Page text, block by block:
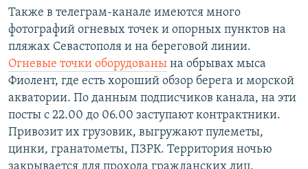
Также в телеграм-канале имеются много
фотографий огневых точек и опорных пунктов на
пляжах Севастополя и на береговой линии.
Огневые точки оборудованы на обрывах мыса
Фиолент, где есть хороший обзор берега и морской
акватории. По данным подписчиков канала, на эти
посты с 22.00 до 06.00 заступают контрактники.
Привозит их грузовик, выгружают пулеметы,
цинки, гранатометы, ПЗРК. Территория ночью